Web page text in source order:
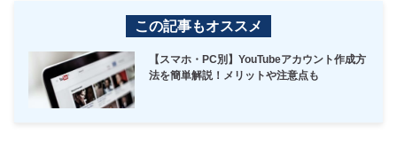
この記事もオススメ
【スマホ・PC別】YouTubeアカウント作成方
法を簡単解説！メリットや注意点も